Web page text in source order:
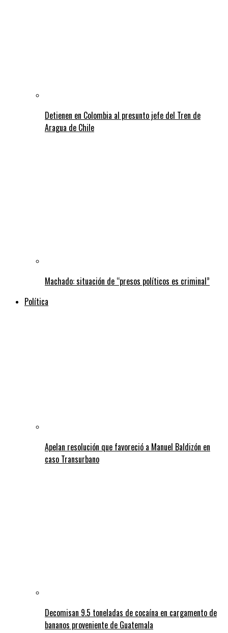
Detienen en Colombia al presunto jefe del Tren de
Aragua de Chile
Machado: situación de “presos políticos es criminal”
Política
Apelan resolución que favoreció a Manuel Baldizón en
caso Transurbano
Decomisan 9.5 toneladas de cocaína en cargamento de
bananos proveniente de Guatemala